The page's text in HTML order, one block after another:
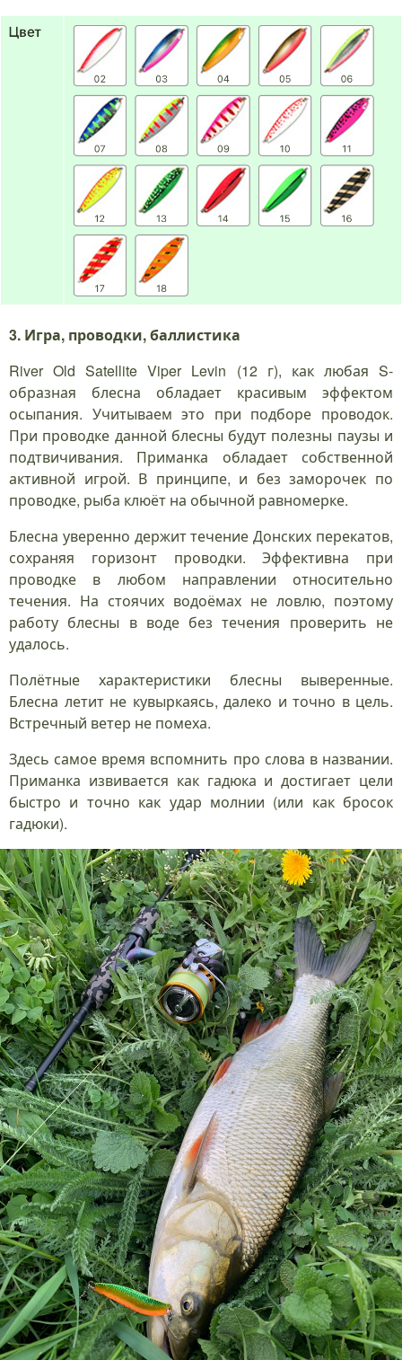
3. Игра, проводки, баллистика
River Old Satellite Viper Levin (12 г), как любая S-
образная блесна обладает красивым эффектом
осыпания. Учитываем это при подборе проводок.
При проводке данной блесны будут полезны паузы и
подтвичивания. Приманка обладает собственной
активной игрой. В принципе, и без заморочек по
проводке, рыба клюёт на обычной равномерке.
Блесна уверенно держит течение Донских перекатов,
сохраняя горизонт проводки. Эффективна при
проводке в любом направлении относительно
течения. На стоячих водоёмах не ловлю, поэтому
работу блесны в воде без течения проверить не
удалось.
Полётные характеристики блесны выверенные.
Блесна летит не кувыркаясь, далеко и точно в цель.
Встречный ветер не помеха.
Здесь самое время вспомнить про слова в названии.
Приманка извивается как гадюка и достигает цели
быстро и точно как удар молнии (или как бросок
гадюки).